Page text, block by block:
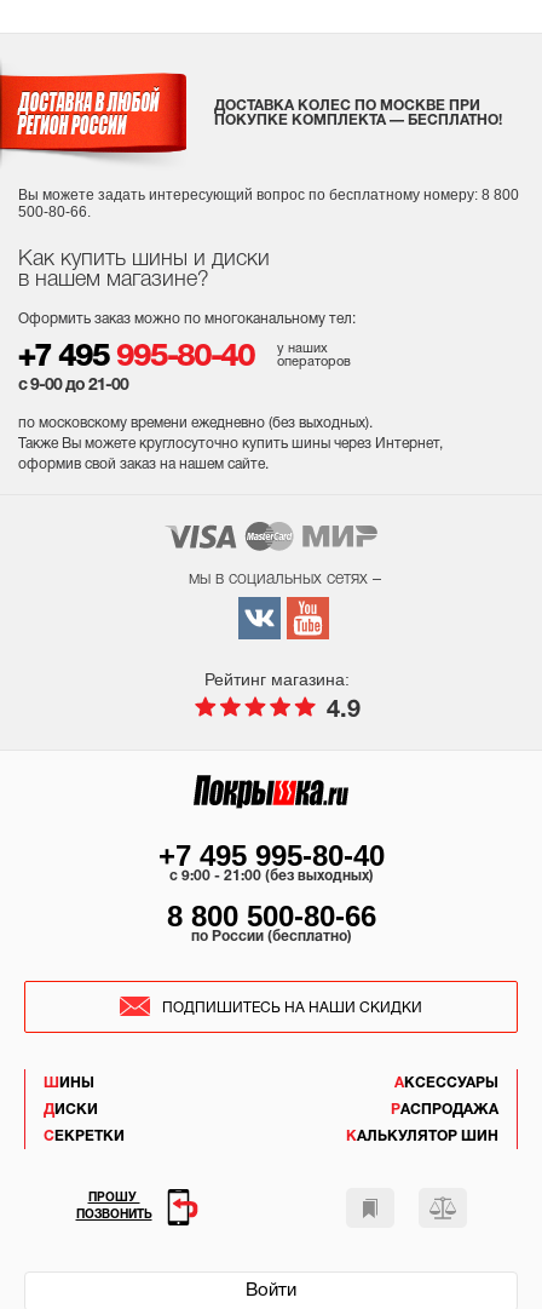
Как купить шины и диски
в нашем магазине?
Оформить заказ можно по многоканальному тел:
+7 495 995-80-40
у наших
операторов
с 9-00 до 21-00
по московскому времени ежедневно (без выходных).
Также Вы можете круглосуточно купить шины через Интернет,
оформив свой заказ на нашем сайте.
ДОСТАВКА КОЛЕС ПО МОСКВЕ ПРИ
ПОКУПКЕ КОМПЛЕКТА — БЕСПЛАТНО!
Вы можете задать интересующий вопрос по бесплатному номеру: 8 800
500-80-66.
мы в социальных сетях –
Рейтинг магазина:
4.9
ШИНЫ
ДИСКИ
СЕКРЕТКИ
АКСЕССУАРЫ
РАСПРОДАЖА
КАЛЬКУЛЯТОР ШИН
Войти
+7 495 995-80-40
c 9:00 - 21:00 (без выходных)
8 800 500-80-66
по России (бесплатно)
ПОДПИШИТЕСЬ НА НАШИ СКИДКИ
ПРОШУ
ПОЗВОНИТЬ